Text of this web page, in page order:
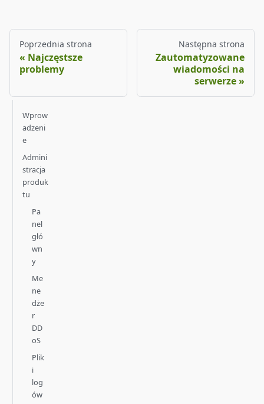
Poprzednia strona
Najczęstsze
problemy
Następna strona
Zautomatyzowane
wiadomości na
serwerze
Wprow
adzeni
e
Admini
stracja
produk
tu
Pa
nel
głó
wn
y
Me
ne
dże
r
DD
oS
Plik
i
log
ów